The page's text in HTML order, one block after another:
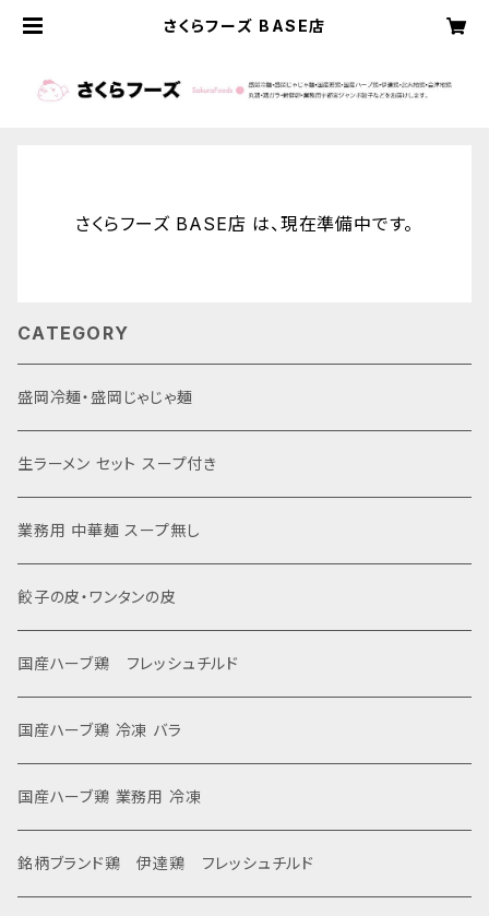
さくらフーズ BASE店
さくらフーズ BASE店 は、現在準備中です。
CATEGORY
盛岡冷麺・盛岡じゃじゃ麺
生ラーメン セット スープ付き
業務用 中華麺 スープ無し
餃子の皮・ワンタンの皮
国産ハーブ鶏 フレッシュチルド
国産ハーブ鶏 冷凍 バラ
国産ハーブ鶏 業務用 冷凍
銘柄ブランド鶏 伊達鶏 フレッシュチルド